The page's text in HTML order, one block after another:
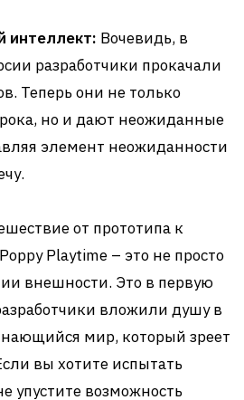
интеллект: Вочевидь, в
разработчики прокачали
Теперь они не только
но и дают неожиданные
элемент неожиданности
от прототипа к
Playtime – это не просто
внешности. Это в первую
вложили душу в
мир, который зреет
вы хотите испытать
упустите возможность